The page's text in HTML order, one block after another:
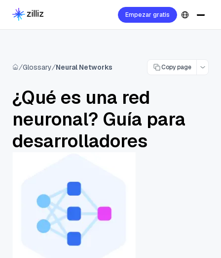
Empezar gratis
Glossary Neural Networks Copy page
¿Qué es una red
neuronal? Guía para
desarrolladores